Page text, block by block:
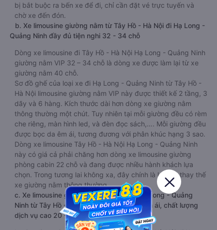
bị bắt buộc ra bến xe để đi, chỉ cần đặt vé trực tuyến và
chờ xe đến đón.
b. Xe limousine giường nằm từ Tây Hồ - Hà Nội đi Hạ Long -
Quảng Ninh đầy đủ tiện nghi 32 - 34 chỗ
Dòng xe limousine đi Tây Hồ - Hà Nội Hạ Long - Quảng Ninh
giường nằm VIP 32 – 34 chỗ là dòng xe được làm lại từ xe
giường nằm 40 chỗ.
Sơ đồ ghế của loại xe đi Hạ Long - Quảng Ninh từ Tây Hồ -
Hà Nội limousine giường nằm VIP này được thiết kế 2 tầng, 3
dãy và 6 hàng. Kích thước dài hơn dòng xe giường nằm
thông thường một chút. Tuy nhiên tại mỗi giường đều có rèm
che riêng, màn hình led, và đèn đọc sách,…. Mỗi giường đều
được bọc da êm ái, tương đương với phân khúc hạng 3 sao.
Dòng xe limousine Tây Hồ - Hà Nội Hạ Long - Quảng Ninh
này có giá cả phải chăng hơn dòng xe limousine giường
phòng cabin 22 chỗ và đang được nhiều hành khách lựa
chọn. Trong tương lai không xa, đây chính là loại xe thay thế
xe giường nằm thông thường.
c. Xe limousine giường phòng cabin đi Hạ Long - Quảng
Ninh từ Tây Hồ - Hà Nội VIP sang trọng, êm ái, chất lượng
dịch vụ cao 20 -22 chỗ